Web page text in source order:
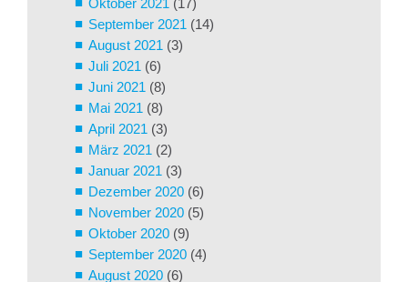
September 2021 (14)
August 2021 (3)
Juli 2021 (6)
Juni 2021 (8)
Mai 2021 (8)
April 2021 (3)
März 2021 (2)
Januar 2021 (3)
Dezember 2020 (6)
November 2020 (5)
Oktober 2020 (9)
September 2020 (4)
August 2020 (6)